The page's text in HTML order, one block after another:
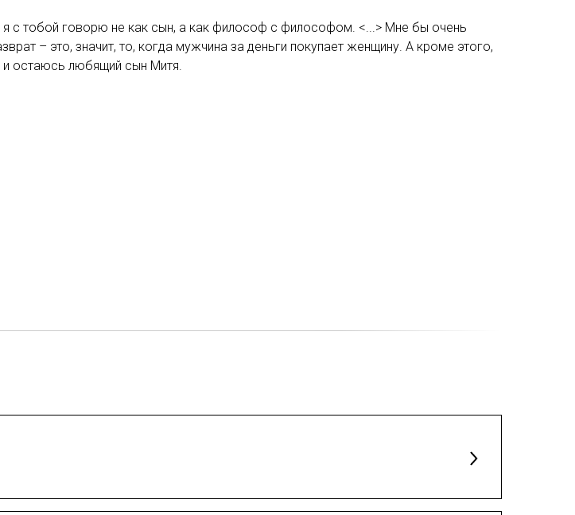
с тобой говорю не как сын, а как философ с философом. <...> Мне бы очень
– это, значит, то, когда мужчина за деньги покупает женщину. А кроме этого,
и остаюсь любящий сын Митя.